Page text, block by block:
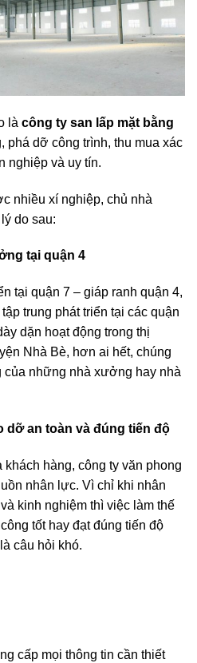
là công ty san lấp mặt bằng
phá dỡ công trình, thu mua xác
nghiệp và uy tín.
nhiều xí nghiệp, chủ nhà
do sau:
tại quận 4
tại quận 7 – giáp ranh quận 4,
trung phát triển tại các quận
dặn hoạt động trong thị
Nhà Bè, hơn ai hết, chúng
của những nhà xưởng hay nhà
dỡ an toàn và đúng tiến độ
hàng, công ty văn phong
nhân lực. Vì chỉ khi nhân
kinh nghiệm thì việc làm thế
tốt hay đạt đúng tiến độ
câu hỏi khó.
cấp mọi thông tin cần thiết